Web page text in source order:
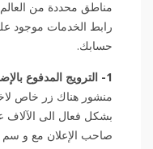
مناطق محددة من
رابط الخدمات موجود
حسابك.
1- الترويج المدفوع بالإضافة الى الميزات المجانية
منشور هناك زر خاص
بشكل فعال الى الآلاف
صاحب الإعلان مع و سم